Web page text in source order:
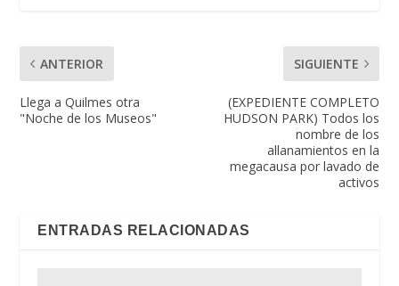
ANTERIOR
Llega a Quilmes otra
"Noche de los Museos"
SIGUIENTE
(EXPEDIENTE COMPLETO
HUDSON PARK) Todos los
nombre de los
allanamientos en la
megacausa por lavado de
activos
ENTRADAS RELACIONADAS